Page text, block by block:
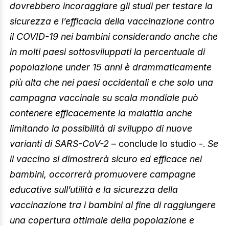
dovrebbero incoraggiare gli studi per testare la
sicurezza e l’efficacia della vaccinazione contro
il COVID-19 nei bambini considerando anche che
in molti paesi sottosviluppati la percentuale di
popolazione under 15 anni è drammaticamente
più alta che nei paesi occidentali e che solo una
campagna vaccinale su scala mondiale può
contenere efficacemente la malattia anche
limitando la possibilità di sviluppo di nuove
varianti di SARS-CoV-2 – conclude lo studio -. Se
il vaccino si dimostrerà sicuro ed efficace nei
bambini, occorrerà promuovere campagne
educative sull’utilità e la sicurezza della
vaccinazione tra i bambini al fine di raggiungere
una copertura ottimale della popolazione e